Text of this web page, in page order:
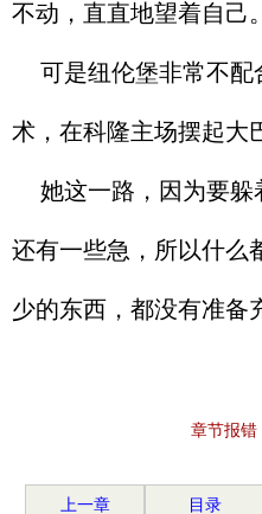
不动，直直地望着自己。
可是纽伦堡非常不配
术，在科隆主场摆起大
她这一路，因为要躲
还有一些急，所以什么
少的东西，都没有准备
章节报错
上一章 目录